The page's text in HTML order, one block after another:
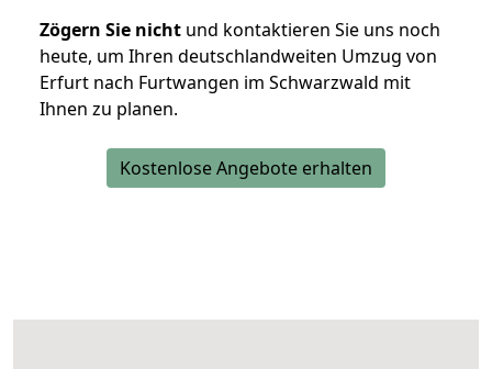
Zögern Sie nicht und kontaktieren Sie uns noch
heute, um Ihren deutschlandweiten Umzug von
Erfurt nach Furtwangen im Schwarzwald mit
Ihnen zu planen.
Kostenlose Angebote erhalten